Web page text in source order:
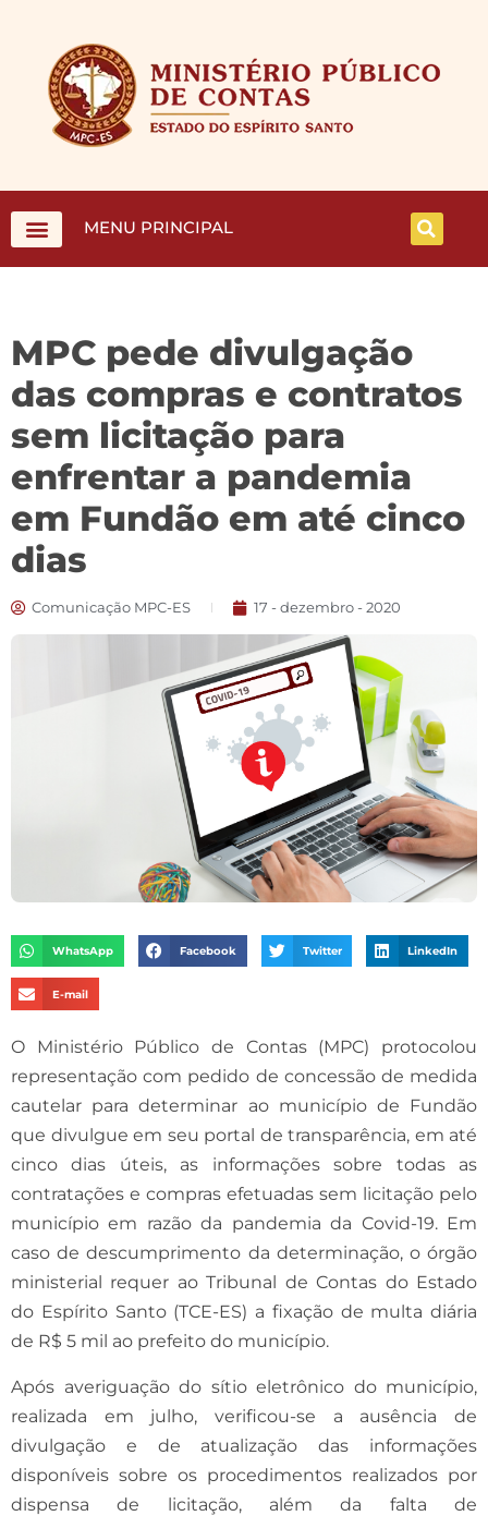
MENU PRINCIPAL
MPC pede divulgação
das compras e contratos
sem licitação para
enfrentar a pandemia
em Fundão em até cinco
dias
Comunicação MPC-ES 17 - dezembro - 2020
WhatsApp Facebook Twitter LinkedIn
E-mail
O Ministério Público de Contas (MPC) protocolou
representação com pedido de concessão de medida
cautelar para determinar ao município de Fundão
que divulgue em seu portal de transparência, em até
cinco dias úteis, as informações sobre todas as
contratações e compras efetuadas sem licitação pelo
município em razão da pandemia da Covid-19. Em
caso de descumprimento da determinação, o órgão
ministerial requer ao Tribunal de Contas do Estado
do Espírito Santo (TCE-ES) a fixação de multa diária
de R$ 5 mil ao prefeito do município.
Após averiguação do sítio eletrônico do município,
realizada em julho, verificou-se a ausência de
divulgação e de atualização das informações
disponíveis sobre os procedimentos realizados por
dispensa de licitação, além da falta de